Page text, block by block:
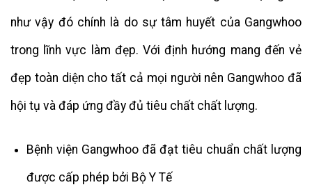
như vậy đó chính là do sự tâm huyết của Gangwhoo
trong lĩnh vực làm đẹp. Với định hướng mang đến vẻ
đẹp toàn diện cho tất cả mọi người nên Gangwhoo đã
hội tụ và đáp ứng đầy đủ tiêu chất chất lượng.
Bệnh viện Gangwhoo đã đạt tiêu chuẩn chất lượng
được cấp phép bởi Bộ Y Tế